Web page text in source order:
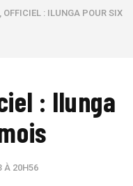
OFFICIEL : ILUNGA POUR SIX
: Ilunga
À 20H56